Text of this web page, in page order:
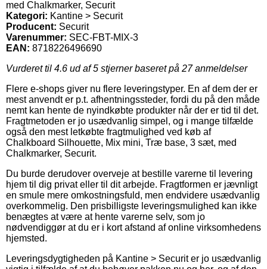
med Chalkmarker, Securit
Kategori: Kantine > Securit
Producent: Securit
Varenummer: SEC-FBT-MIX-3
EAN: 8718226496690
Vurderet til 4.6 ud af 5 stjerner baseret på 27anmeldelser
Flere e-shops giver nu flere leveringstyper. En af dem der er
mest anvendt er p.t. afhentningssteder, fordi du på den måde
nemt kan hente de nyindkøbte produkter når der er tid til det.
Fragtmetoden er jo usædvanlig simpel, og i mange tilfælde
også den mest letkøbte fragtmulighed ved køb af
Chalkboard Silhouette, Mix mini, Træ base, 3 sæt, med
Chalkmarker, Securit.
Du burde derudover overveje at bestille varerne til levering
hjem til dig privat eller til dit arbejde. Fragtformen er jævnligt
en smule mere omkostningsfuld, men endvidere usædvanlig
overkommelig. Den prisbilligste leveringsmulighed kan ikke
benægtes at være at hente varerne selv, som jo
nødvendiggør at du er i kort afstand af online virksomhedens
hjemsted.
Leveringsdygtigheden på Kantine > Securit er jo usædvanlig